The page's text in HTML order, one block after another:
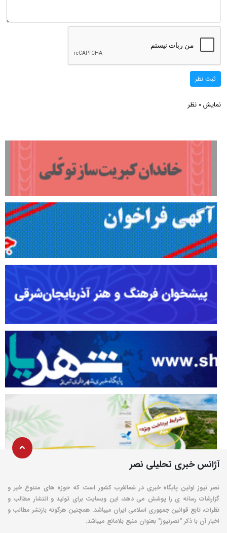
ثبت نظر
نمایش 0 نظر
آژانس خبری تحلیلی نصر
نصر نیوز اولین پایگاه خبری در شمالغرب کشور است که حوزه های متنوع خبر و
گزارشات رسانه ی را پوشش می دهد، این وبسایت برای تولید و انتشار مطالب و
نظرات، تابع قوانین جمهوری اسلامی ایران میباشد. همچنین هرگونه بازنشر مطالب و
اخبار آن با ذکر "نصرنیوز" بعنوان منبع بلامانع میباشد.